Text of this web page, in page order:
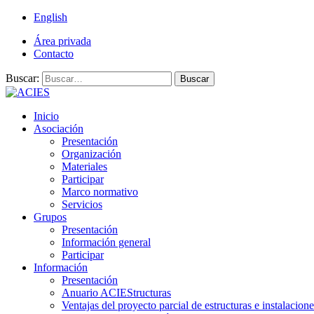
English
Área privada
Contacto
Buscar: Buscar
Inicio
Asociación
Presentación
Organización
Materiales
Participar
Marco normativo
Servicios
Grupos
Presentación
Información general
Participar
Información
Presentación
Anuario ACIEStructuras
Ventajas del proyecto parcial de estructuras e